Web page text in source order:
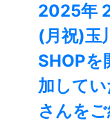
2025年
(月祝)玉
SHOPを
加して
さんを